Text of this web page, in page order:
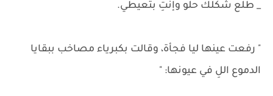
_ طلع شكلك حلو وإنتِ بتعيطي.
" رفعت عينها ليا فجأة، وقالت بكبرياء مصاخب ببقايا
الدموع اللِ في عيونها: "